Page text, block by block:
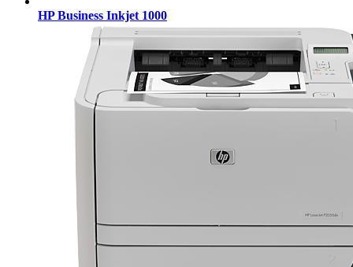
HP Business Inkjet 1000